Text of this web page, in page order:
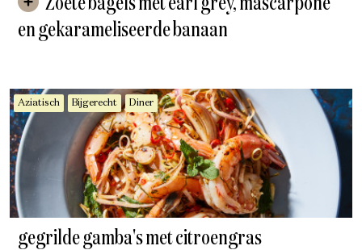
en gekarameliseerde banaan
Aziatisch Bijgerecht Diner
gegrilde gamba's met citroengras